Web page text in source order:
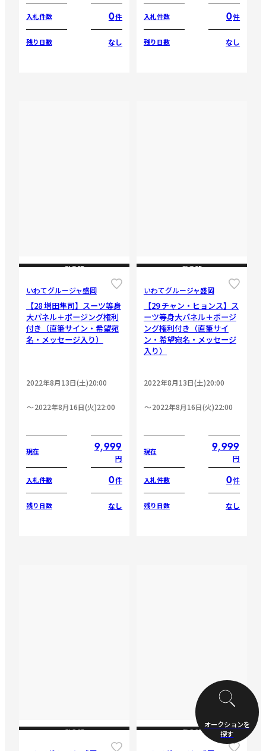
入札件数 0件
残り日数 なし
入札件数 0件
残り日数 なし
CLOSE
いわてグルージャ盛岡
【28 増田隼司】スーツ等身
大パネル＋ポージング権利
付き（直筆サイン・希望宛
名・メッセージ入り）
2022年8月13日(土)20:00
2022年8月16日(火)22:00
現在 9,999
円
入札件数 0件
残り日数 なし
CLOSE
いわてグルージャ盛岡
【29 チャン・ヒョンス】ス
ーツ等身大パネル＋ポージ
ング権利付き（直筆サイ
ン・希望宛名・メッセージ
入り）
2022年8月13日(土)20:00
2022年8月16日(火)22:00
現在 9,999
円
入札件数 0件
残り日数 なし
CLOSE CLOSE
オークションを
探す